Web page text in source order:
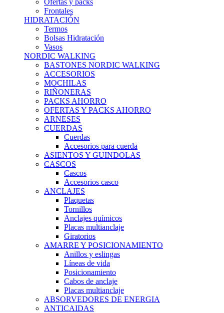
Ofertas y packs
Frontales
HIDRATACIÓN
Termos
Bolsas Hidratación
Vasos
NORDIC WALKING
BASTONES NORDIC WALKING
ACCESORIOS
MOCHILAS
RIÑONERAS
PACKS AHORRO
OFERTAS Y PACKS AHORRO
ARNESES
CUERDAS
Cuerdas
Accesorios para cuerda
ASIENTOS Y GUINDOLAS
CASCOS
Cascos
Accesorios casco
ANCLAJES
Plaquetas
Tornillos
Anclajes químicos
Placas multianclaje
Giratorios
AMARRE Y POSICIONAMIENTO
Anillos y eslingas
Líneas de vida
Posicionamiento
Cabos de anclaje
Placas multianclaje
ABSORVEDORES DE ENERGIA
ANTICAIDAS